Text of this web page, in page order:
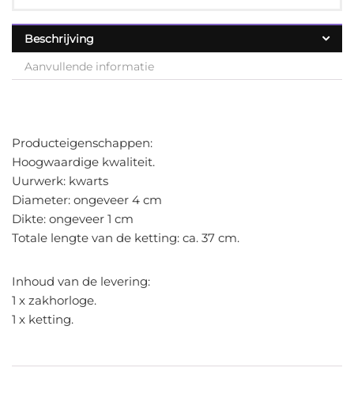
Beschrijving
Aanvullende informatie
Producteigenschappen:
Hoogwaardige kwaliteit.
Uurwerk: kwarts
Diameter: ongeveer 4 cm
Dikte: ongeveer 1 cm
Totale lengte van de ketting: ca. 37 cm.
Inhoud van de levering:
1 x zakhorloge.
1 x ketting.